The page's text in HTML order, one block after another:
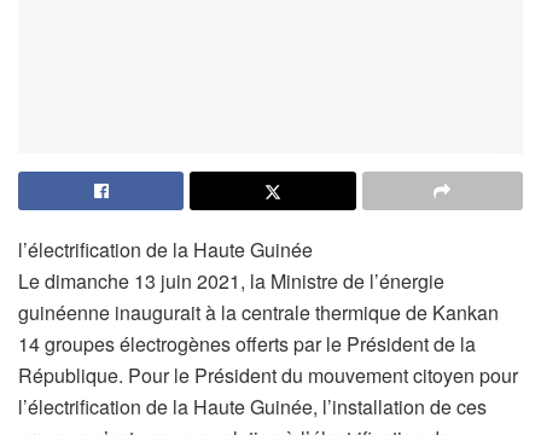
l’électrification de la Haute Guinée
Le dimanche 13 juin 2021, la Ministre de l’énergie
guinéenne inaugurait à la centrale thermique de Kankan
14 groupes électrogènes offerts par le Président de la
République. Pour le Président du mouvement citoyen pour
l’électrification de la Haute Guinée, l’installation de ces